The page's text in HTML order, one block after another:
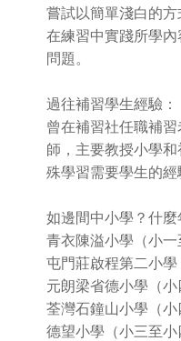
嘗試以簡單淺白的
在練習中實踐所學
問題。
過往補習學生經驗：
曾在補習社任職補
師，主要教授小學
殊學習需要學生的經
如邊間中小學？什麼
青衣陳溢小學（小一
屯門莊啟程第二小學
元朗梁省德小學（小
荃灣石鐘山小學（小
德望小學（小三至小